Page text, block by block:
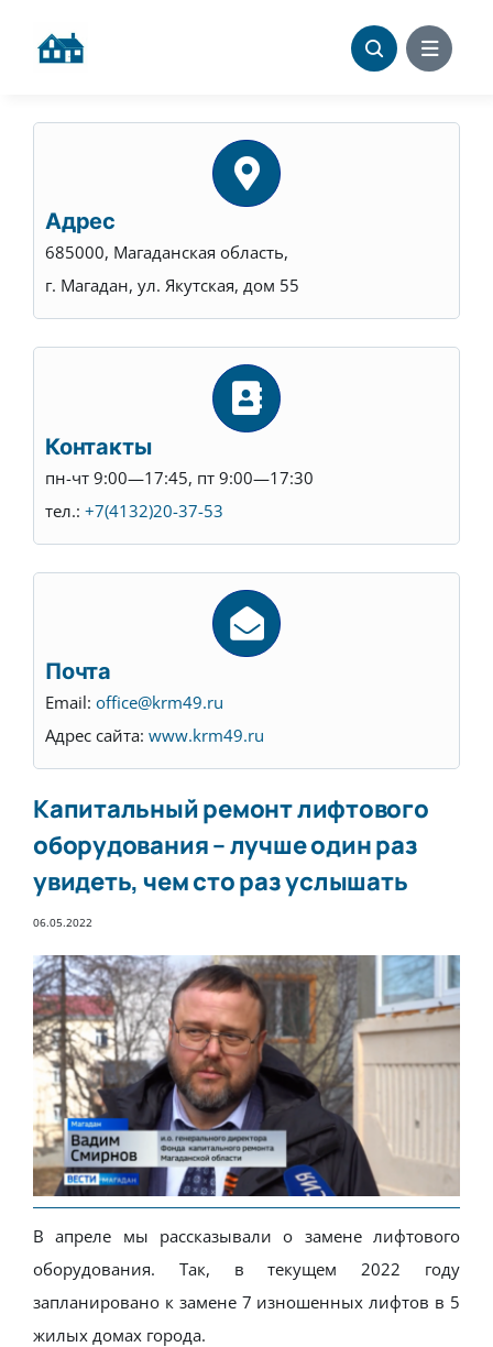
Адрес
685000, Магаданская область,
г. Магадан, ул. Якутская, дом 55
Контакты
пн-чт 9:00—17:45, пт 9:00—17:30
тел.: +7(4132)20-37-53
Почта
Email: office@krm49.ru
Адрес сайта: www.krm49.ru
Капитальный ремонт лифтового
оборудования – лучше один раз
увидеть, чем сто раз услышать
06.05.2022
В апреле мы рассказывали о замене лифтового
оборудования. Так, в текущем 2022 году
запланировано к замене 7 изношенных лифтов в 5
жилых домах города.